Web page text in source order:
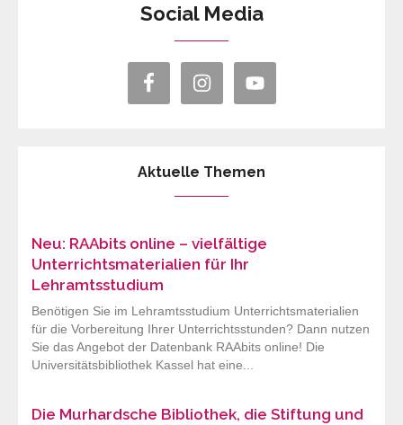
Social Media
Aktuelle Themen
Neu: RAAbits online – vielfältige
Unterrichtsmaterialien für Ihr
Lehramtsstudium
Benötigen Sie im Lehramtsstudium Unterrichtsmaterialien
für die Vorbereitung Ihrer Unterrichtsstunden? Dann nutzen
Sie das Angebot der Datenbank RAAbits online! Die
Universitätsbibliothek Kassel hat eine...
Die Murhardsche Bibliothek, die Stiftung und